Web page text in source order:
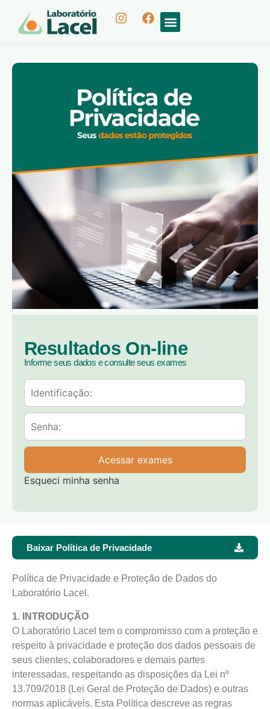
Resultados On-line
Informe seus dados e consulte seus exames
Acessar exames
Esqueci minha senha
Baixar Política de Privacidade
Política de Privacidade e Proteção de Dados do
Laboratório Lacel.
1. INTRODUÇÃO
O Laboratório Lacel tem o compromisso com a proteção e
respeito à privacidade e proteção dos dados pessoais de
seus clientes, colaboradores e demais partes
interessadas, respeitando as disposições da Lei nº
13.709/2018 (Lei Geral de Proteção de Dados) e outras
normas aplicáveis. Esta Política descreve as regras